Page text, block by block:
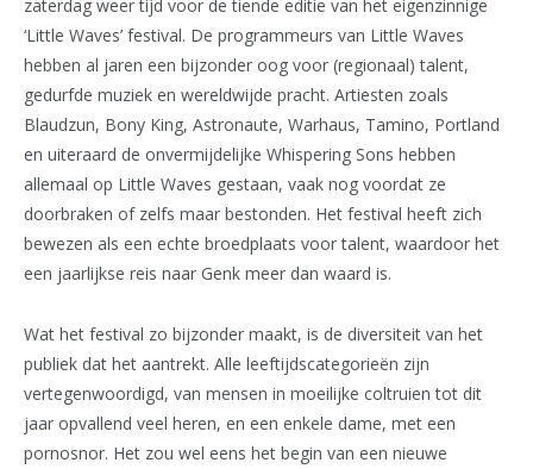
zaterdag weer tijd voor de tiende editie van het eigenzinnige
‘Little Waves’ festival. De programmeurs van Little Waves
hebben al jaren een bijzonder oog voor (regionaal) talent,
gedurfde muziek en wereldwijde pracht. Artiesten zoals
Blaudzun, Bony King, Astronaute, Warhaus, Tamino, Portland
en uiteraard de onvermijdelijke Whispering Sons hebben
allemaal op Little Waves gestaan, vaak nog voordat ze
doorbraken of zelfs maar bestonden. Het festival heeft zich
bewezen als een echte broedplaats voor talent, waardoor het
een jaarlijkse reis naar Genk meer dan waard is.
Wat het festival zo bijzonder maakt, is de diversiteit van het
publiek dat het aantrekt. Alle leeftijdscategorieën zijn
vertegenwoordigd, van mensen in moeilijke coltruien tot dit
jaar opvallend veel heren, en een enkele dame, met een
pornosnor. Het zou wel eens het begin van een nieuwe